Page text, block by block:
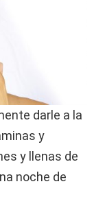
darle a la
y
y llenas de
noche de